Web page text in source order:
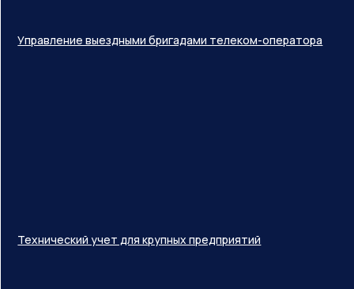
Управление выездными бригадами телеком-оператора
Технический учет для крупных предприятий